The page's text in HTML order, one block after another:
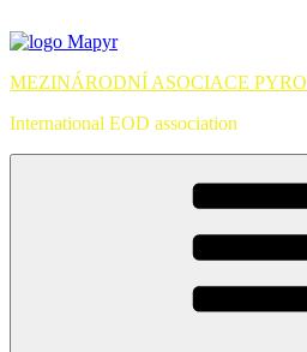
k
webu
MEZINÁRODNÍ ASOCIACE
International EOD association